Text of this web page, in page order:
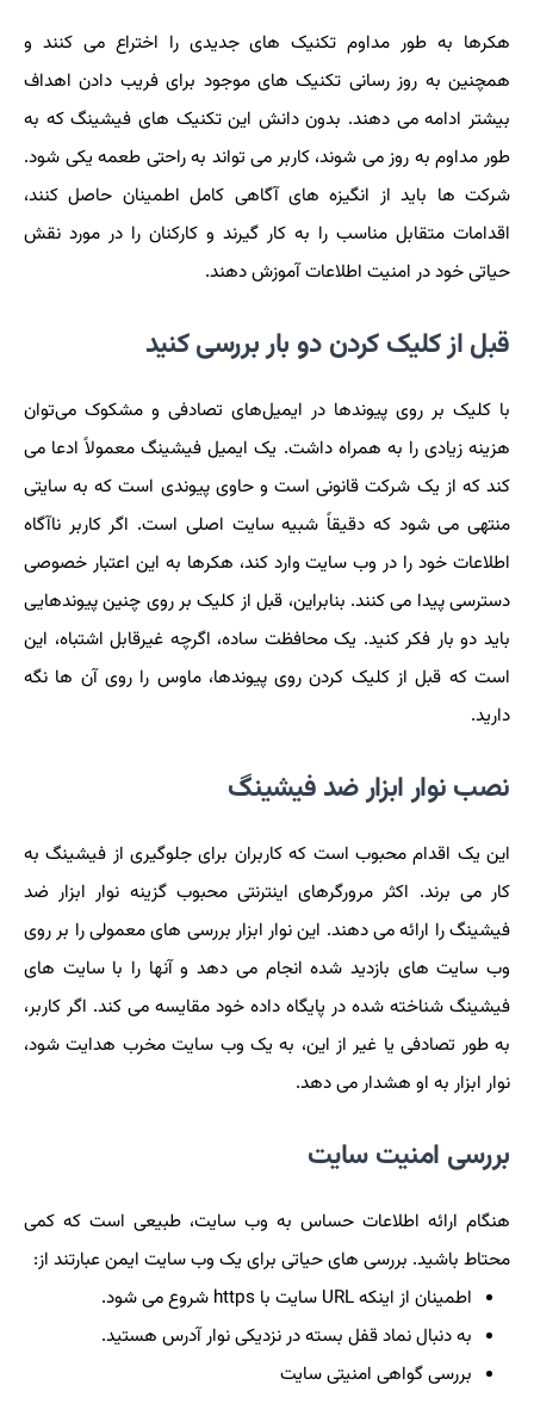
هکرها به طور مداوم تکنیک های جدیدی را اختراع می کنند و
همچنین به روز رسانی تکنیک های موجود برای فریب دادن اهداف
بیشتر ادامه می دهند. بدون دانش این تکنیک های فیشینگ که به
طور مداوم به روز می شوند، کاربر می تواند به راحتی طعمه یکی شود.
شرکت ها باید از انگیزه های آگاهی کامل اطمینان حاصل کنند،
اقدامات متقابل مناسب را به کار گیرند و کارکنان را در مورد نقش
حیاتی خود در امنیت اطلاعات آموزش دهند.
قبل از کلیک کردن دو بار بررسی کنید
با کلیک بر روی پیوندها در ایمیل‌های تصادفی و مشکوک می‌توان
هزینه زیادی را به همراه داشت. یک ایمیل فیشینگ معمولاً ادعا می
کند که از یک شرکت قانونی است و حاوی پیوندی است که به سایتی
منتهی می شود که دقیقاً شبیه سایت اصلی است. اگر کاربر ناآگاه
اطلاعات خود را در وب سایت وارد کند، هکرها به این اعتبار خصوصی
دسترسی پیدا می کنند. بنابراین، قبل از کلیک بر روی چنین پیوندهایی
باید دو بار فکر کنید. یک محافظت ساده، اگرچه غیرقابل اشتباه، این
است که قبل از کلیک کردن روی پیوندها، ماوس را روی آن ها نگه
دارید.
نصب نوار ابزار ضد فیشینگ
این یک اقدام محبوب است که کاربران برای جلوگیری از فیشینگ به
کار می برند. اکثر مرورگرهای اینترنتی محبوب گزینه نوار ابزار ضد
فیشینگ را ارائه می دهند. این نوار ابزار بررسی های معمولی را بر روی
وب سایت های بازدید شده انجام می دهد و آنها را با سایت های
فیشینگ شناخته شده در پایگاه داده خود مقایسه می کند. اگر کاربر،
به طور تصادفی یا غیر از این، به یک وب سایت مخرب هدایت شود،
نوار ابزار به او هشدار می دهد.
بررسی امنیت سایت
هنگام ارائه اطلاعات حساس به وب سایت، طبیعی است که کمی
محتاط باشید. بررسی های حیاتی برای یک وب سایت ایمن عبارتند از:
اطمینان از اینکه URL سایت با https شروع می شود.
به دنبال نماد قفل بسته در نزدیکی نوار آدرس هستید.
بررسی گواهی امنیتی سایت